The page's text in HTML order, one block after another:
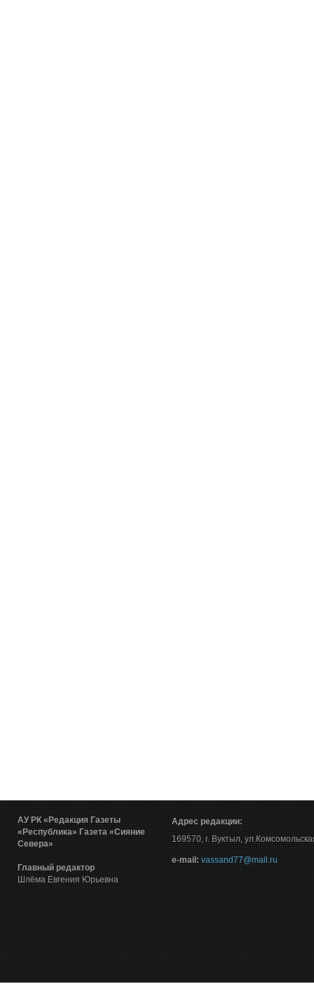
АУ РК «Редакция Газеты
«Республика» Газета «Сияние
Севера»
Главный редактор
Шлёма Евгения Юрьевна
Адрес редакции:
169570, г. Вуктыл,
е-mail: vassand77@mail.ru